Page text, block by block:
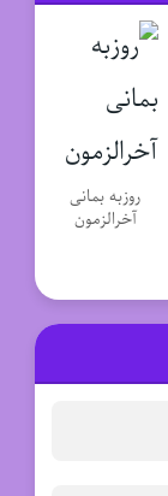
روزبه بمانی
آخرالزمون